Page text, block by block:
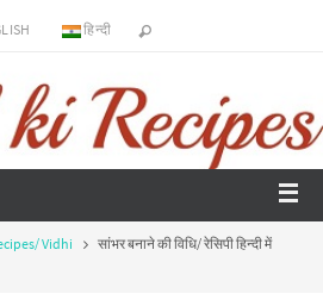
हिन्दी
Vidhi
सांभर बनाने की विधि/ रेसिपी हिन्दी में